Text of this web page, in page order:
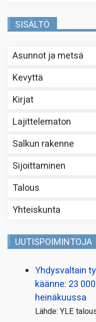
SISÄLTÖ
Asunnot ja metsä
Kevyttä
Kirjat
Lajittelematon
Salkun rakenne
Sijoittaminen
Talous
Yhteiskunta
UUTISPOIMINTOJA
Yhdysvaltain
käänne: 23
heinäkuussa
Lähde: YLE